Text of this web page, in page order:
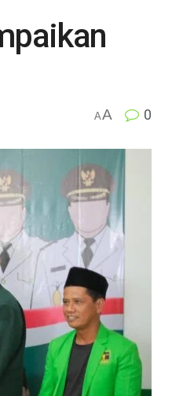
AA 0